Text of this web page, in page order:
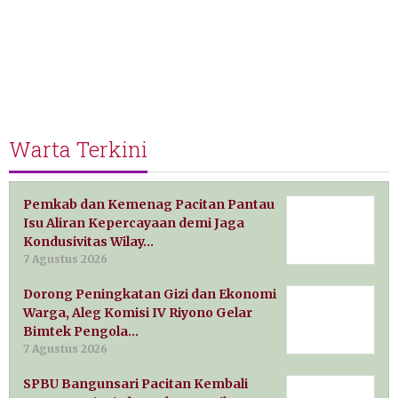
Warta Terkini
Pemkab dan Kemenag Pacitan Pantau
Isu Aliran Kepercayaan demi Jaga
Kondusivitas Wilay…
7 Agustus 2026
Dorong Peningkatan Gizi dan Ekonomi
Warga, Aleg Komisi IV Riyono Gelar
Bimtek Pengola…
7 Agustus 2026
SPBU Bangunsari Pacitan Kembali